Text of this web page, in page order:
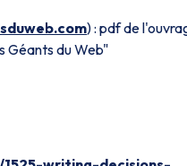
) : pdf de
Géants du Web"